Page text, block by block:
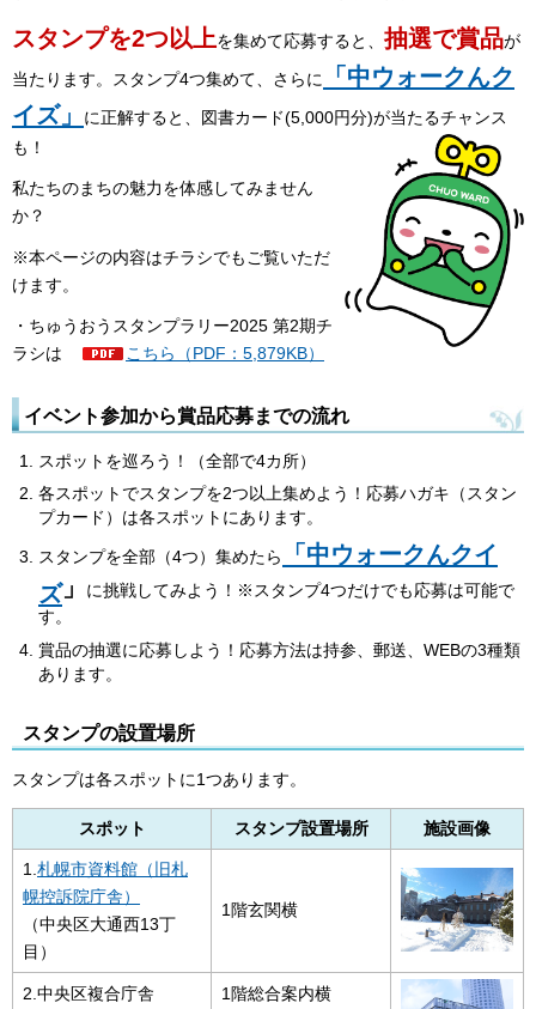
スタンプを2つ以上を集めて応募すると、 抽選で賞品が
当たります。スタンプ4つ集めて、さらに
「中ウォークんク
イズ」
に正解すると、図書カード(5,000円分)が当たるチャンス
も！
私たちのまちの魅力を体感してみません
か？
※本ページの内容はチラシでもご覧いただ
けます。
・ちゅうおうスタンプラリー2025 第2期チ
ラシは
こちら（PDF：5,879KB）
イベント参加から賞品応募までの流れ
スポットを巡ろう！（全部で4カ所）
各スポットでスタンプを2つ以上集めよう！応募ハガキ（スタン
プカード）は各スポットにあります。
スタンプを全部（4つ）集めたら 「 中ウォークんクイ
ズ」
に挑戦してみよう！※スタンプ4つだけでも応募は可能で
す。
賞品の抽選に応募しよう！応募方法は持参、郵送、WEBの3種類
あります。
スタンプの設置場所
スタンプは各スポットに1つあります。
スポット スタンプ設置場所 施設画像
1. 札幌市資料館（旧札
幌控訴院庁舎）
（中央区大通西13丁
目）
1階玄関横
2.中央区複合庁舎
1階総合案内横